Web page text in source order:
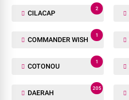
CILACAP
2
COMMANDER WISH
1
COTONOU
1
DAERAH
205